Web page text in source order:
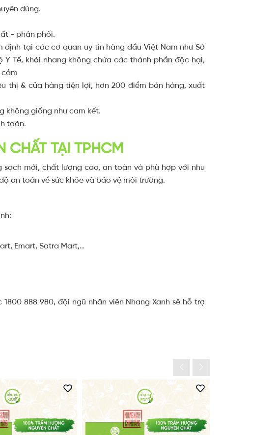
dùng.
- phân phối.
tại các cơ quan uy tín hàng đầu Việt Nam như Sở
Y Tế, khói nhang không chứa các thành phần độc hại,
thị & cửa hàng tiện lợi, hơn 200 điểm bán hàng, xuất
không giống như cam kết.
toán.
CHẤT TẠI TPHCM
mới, chất lượng cao, an toàn và phù hợp với nhu
an toàn về sức khỏe và bảo vệ môi trường.
Emart, Satra Mart,…
888 980, đội ngũ nhân viên Nhang Xanh sẽ hỗ trợ